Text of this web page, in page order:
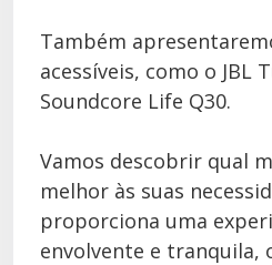
Também
acessíveis, como o JBL
Soundcore Life Q30.
Vamos descobrir qual
melhor às suas
proporciona uma
envolvente e tranquila,